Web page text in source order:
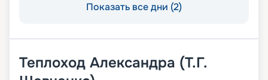
Показать все дни (2)
Теплоход Александра (Т.Г.